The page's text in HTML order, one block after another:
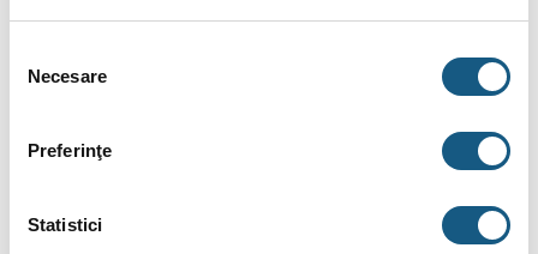
consimțământului
Necesare
Preferinţe
Statistici
pompe de caldura TESY EV 2×15 S 300 65 HP – 300